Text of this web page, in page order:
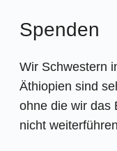
Spenden
Wir Schwestern
Äthiopien sind
ohne die wir das
nicht